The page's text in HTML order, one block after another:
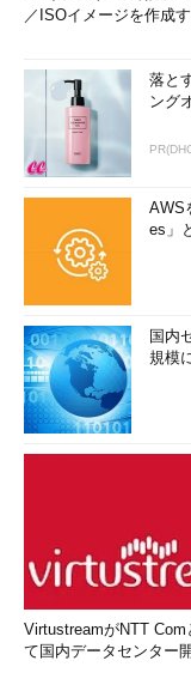
／ISOイメージを作成
落と
ング
AWS
es」
国内
規模
VirtustreamがNTT Com
て国内データセンター